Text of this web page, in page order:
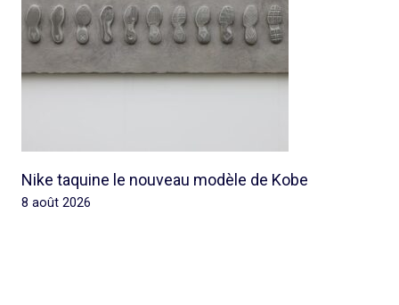
Nike taquine le nouveau modèle de Kobe
8 août 2026